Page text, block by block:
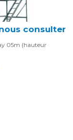
consulter
05m (hauteur